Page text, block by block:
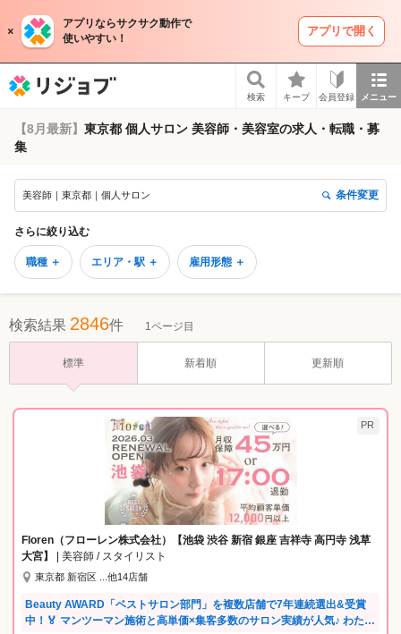
アプリならサクサク動作で
使いやすい！
アプリで開く
検索 キープ 会員登録 メニュー
【8月最新】 東京都 個人サロン 美容師・美容室の求人・転職・募
集
美容師｜東京都｜個人サロン 条件変更
さらに絞り込む
職種 ＋ エリア・駅 ＋ 雇用形態 ＋
検索結果 2846件 1ページ目
標準 新着順 更新順
PR
Floren（フローレン株式会社）【池袋 渋谷 新宿 銀座 吉祥寺 高円寺 浅草
大宮】
| 美容師 / スタイリスト
東京都 新宿区 ...他14店舗
Beauty AWARD「ベストサロン部門」を複数店舗で7年連続選出&受賞
中！🏅 マンツーマン施術と高単価×集客多数のサロン実績が人気♪ わたし